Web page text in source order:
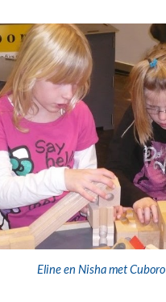
Eline en Nisha met Cuboro